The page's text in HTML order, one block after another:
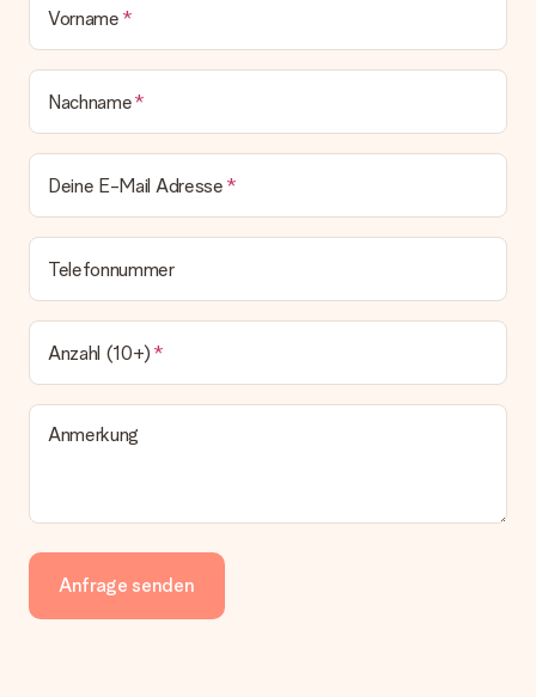
Vorname
Nachname
Deine E-Mail Adresse
Telefonnummer
Anzahl (10+)
Anmerkung
Anfrage senden